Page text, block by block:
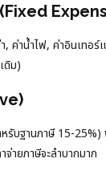
, ค่าน้ำไฟ, ค่าอินเทอ
ดิม)
หรับฐานภาษี 15-
ายภาษีจะลำบากมาก